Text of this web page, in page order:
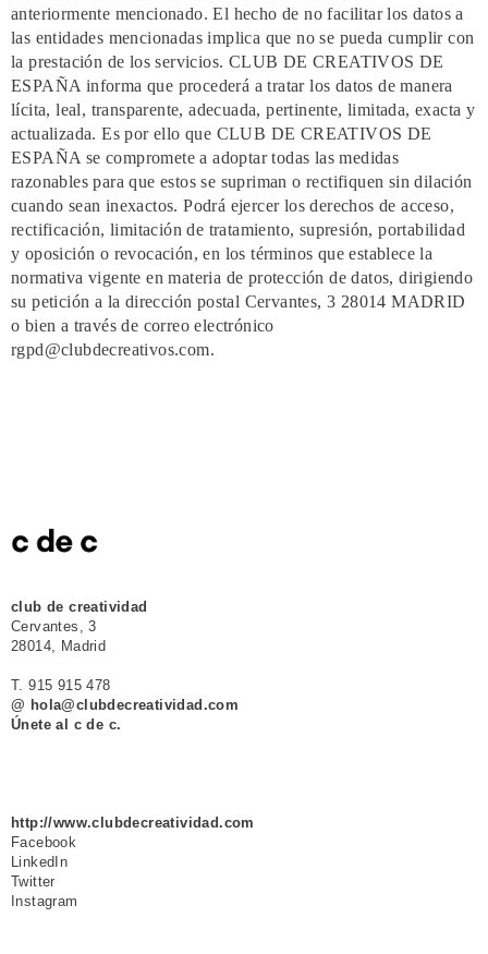
anteriormente mencionado. El hecho de no facilitar los datos a
las entidades mencionadas implica que no se pueda cumplir con
la prestación de los servicios. CLUB DE CREATIVOS DE
ESPAÑA informa que procederá a tratar los datos de manera
lícita, leal, transparente, adecuada, pertinente, limitada, exacta y
actualizada. Es por ello que CLUB DE CREATIVOS DE
ESPAÑA se compromete a adoptar todas las medidas
razonables para que estos se supriman o rectifiquen sin dilación
cuando sean inexactos. Podrá ejercer los derechos de acceso,
rectificación, limitación de tratamiento, supresión, portabilidad
y oposición o revocación, en los términos que establece la
normativa vigente en materia de protección de datos, dirigiendo
su petición a la dirección postal Cervantes, 3 28014 MADRID
o bien a través de correo electrónico
rgpd@clubdecreativos.com.
club de creatividad
Cervantes, 3
28014, Madrid
T. 915 915 478
@ hola@clubdecreatividad.com
Únete al c de c.
http://www.clubdecreatividad.com
Facebook
LinkedIn
Twitter
Instagram